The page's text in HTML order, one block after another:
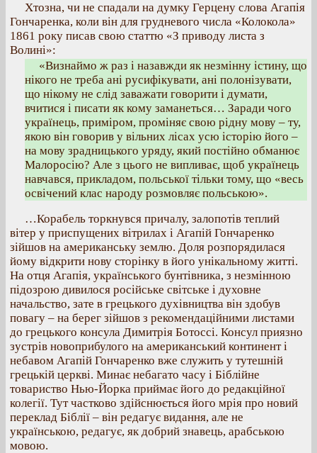
Хтозна, чи не спадали на думку Герцену слова Агапія
Гончаренка, коли він для грудневого числа «Колокола»
1861 року писав свою статтю «З приводу листа з
Волині»:
«Визнаймо ж раз і назавжди як незмінну істину, що
нікого не треба ані русифікувати, ані полонізувати,
що нікому не слід заважати говорити і думати,
вчитися і писати як кому заманеться… Заради чого
українець, приміром, проміняє свою рідну мову – ту,
якою він говорив у вільних лісах усю історію його –
на мову зрадницького уряду, який постійно обманює
Малоросію? Але з цього не випливає, щоб українець
навчався, прикладом, польської тільки тому, що «весь
освічений клас народу розмовляє польською».
…Корабель торкнувся причалу, залопотів теплий
вітер у приспущених вітрилах і Агапій Гончаренко
зійшов на американську землю. Доля розпорядилася
йому відкрити нову сторінку в його унікальному житті.
На отця Агапія, українського бунтівника, з незмінною
підозрою дивилося російське світське і духовне
начальство, зате в грецького духівництва він здобув
повагу – на берег зійшов з рекомендаційними листами
до грецького консула Димитрія Ботоссі. Консул приязно
зустрів новоприбулого на американський континент і
небавом Агапій Гончаренко вже служить у тутешній
грецькій церкві. Минає небагато часу і Біблійне
товариство Нью-Йорка приймає його до редакційної
колегії. Тут частково здійснюється його мрія про новий
переклад Біблії – він редагує видання, але не
українською, редагує, як добрий знавець, арабською
мовою.